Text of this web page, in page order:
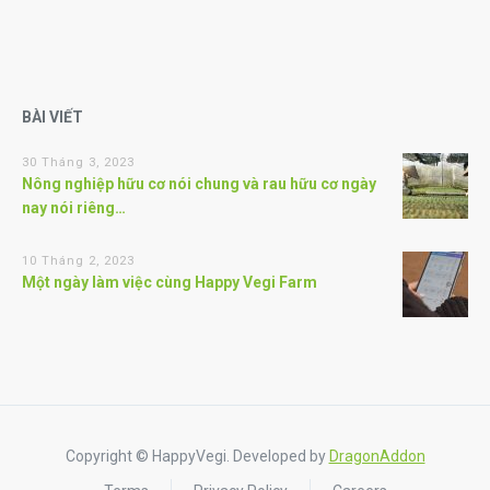
BÀI VIẾT
30 Tháng 3, 2023
Nông nghiệp hữu cơ nói chung và rau hữu cơ ngày
nay nói riêng…
10 Tháng 2, 2023
Một ngày làm việc cùng Happy Vegi Farm
Copyright © HappyVegi. Developed by DragonAddon